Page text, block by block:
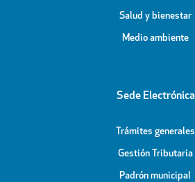
Salud y bienestar
Medio ambiente
Sede Electrónica
Trámites generales
Gestión Tributaria
Padrón municipal